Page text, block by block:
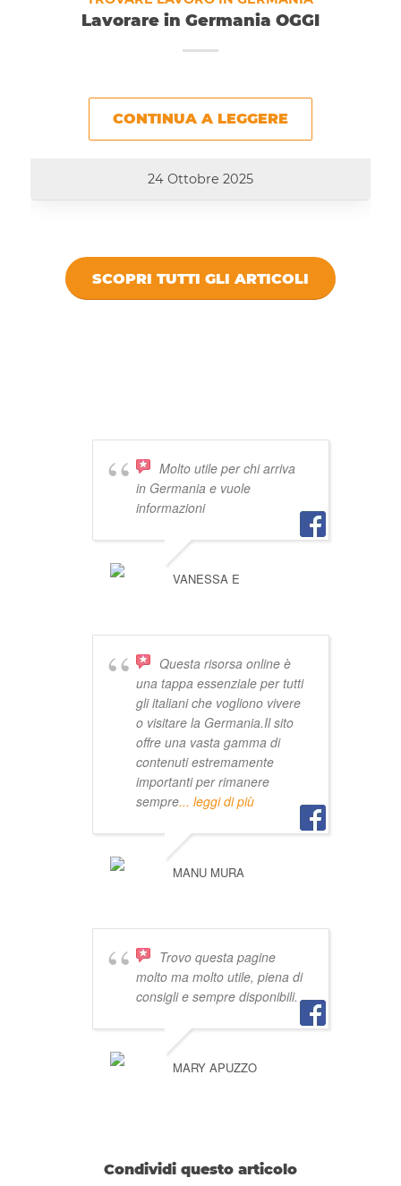
Lavorare in Germania OGGI
CONTINUA A LEGGERE
24 Ottobre 2025
SCOPRI TUTTI GLI ARTICOLI
Molto utile per chi arriva
in Germania e vuole
informazioni
VANESSA E
Questa risorsa online è
una tappa essenziale per tutti
gli italiani che vogliono vivere
o visitare la Germania.Il sito
offre una vasta gamma di
contenuti estremamente
importanti per rimanere
sempre... leggi di più
MANU MURA
Trovo questa pagine
molto ma molto utile, piena di
consigli e sempre disponibili.
MARY APUZZO
Condividi questo articolo